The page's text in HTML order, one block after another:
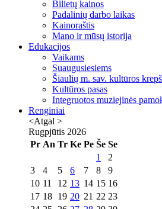
Bilietų kainos
Padalinių darbo laikas
Kainoraštis
Mano ir mūsų istorija
Edukacijos
Vaikams
Suaugusiesiems
Šiaulių m. sav. kultūros
Kultūros pasas
Integruotos muziejinės
Renginiai
<Atgal >
Rugpjūtis 2026
Pr An Tr Ke Pe Še Se
1
2
3
4 5 6 7 8
9
10 11 12 13 14 15 16
17 18 19 20 21 22 23